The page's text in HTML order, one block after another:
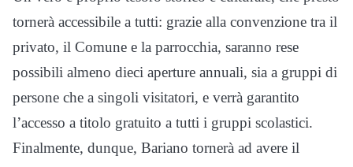
tornerà accessibile a tutti: grazie alla convenzione tra il
privato, il Comune e la parrocchia, saranno rese
possibili almeno dieci aperture annuali, sia a gruppi di
persone che a singoli visitatori, e verrà garantito
l’accesso a titolo gratuito a tutti i gruppi scolastici.
Finalmente, dunque, Bariano tornerà ad avere il